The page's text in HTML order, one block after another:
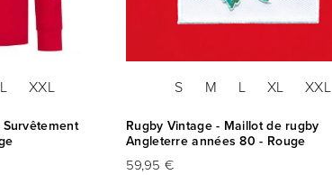
XXL S M L XL XXL
Rugby Vintage - Maillot de rugby
Angleterre années 80 - Rouge
59,95 €